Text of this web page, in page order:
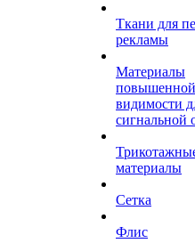
Ткани для
рекламы
Материалы
повышенной
видимости
сигнальной
материалы
Сетка
Флис